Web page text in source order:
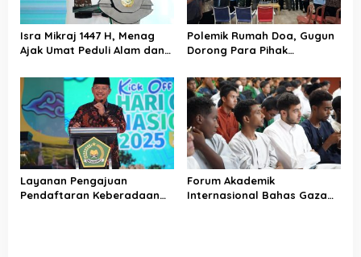
Isra Mikraj 1447 H, Menag
Ajak Umat Peduli Alam dan
Polemik Rumah Doa, Gugun
Dorong Para Pihak
Layanan Pengajuan
Pendaftaran Keberadaan
Forum Akademik
Internasional Bahas Gaza